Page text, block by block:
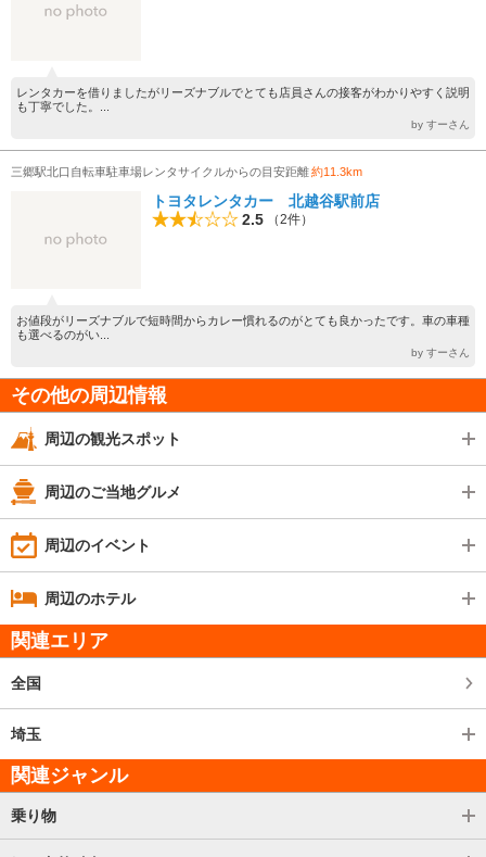
レンタカーを借りましたがリーズナブルでとても店員さんの接客がわかりやすく説明
も丁寧でした。...
by すーさん
三郷駅北口自転車駐車場レンタサイクルからの目安距離約11.3km
トヨタレンタカー 北越谷駅前店
2.5
（2件）
お値段がリーズナブルで短時間からカレー慣れるのがとても良かったです。車の車種
も選べるのがい...
by すーさん
その他の周辺情報
周辺の観光スポット
周辺のご当地グルメ
周辺のイベント
周辺のホテル
関連エリア
全国
埼玉
関連ジャンル
乗り物